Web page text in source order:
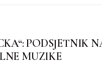
PODSJETNIK
MUZIKE